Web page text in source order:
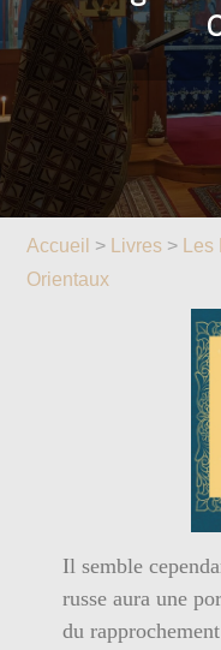
Accueil > Livres >
Orientaux
Il semble
russe aura une
du